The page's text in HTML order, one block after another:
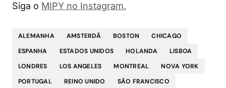
Siga o MIPY no Instagram.
ALEMANHA AMSTERDÃ BOSTON
CHICAGO
ESPANHA
ESTADOS UNIDOS HOLANDA
LISBOA
LONDRES
LOS ANGELES MONTREAL
NOVA YORK
PORTUGAL
REINO UNIDO
SÃO FRANCISCO